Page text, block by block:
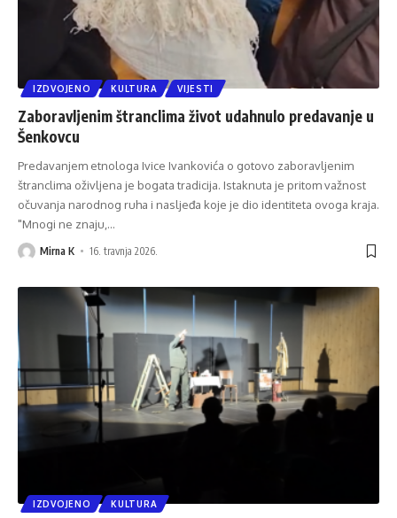
IZDVOJENO KULTURA VIJESTI
Zaboravljenim štranclima život udahnulo predavanje u
Šenkovcu
Predavanjem etnologa Ivice Ivankovića o gotovo zaboravljenim
štranclima oživljena je bogata tradicija. Istaknuta je pritom važnost
očuvanja narodnog ruha i nasljeđa koje je dio identiteta ovoga kraja.
"Mnogi ne znaju, …
Mirna K 16. travnja 2026.
IZDVOJENO KULTURA